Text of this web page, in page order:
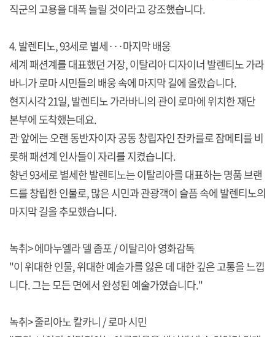
직군의 고용을 대폭 늘릴 것이라고 강조했습니다.
4. 발렌티노, 93세로 별세···마지막 배웅
세계 패션계를 대표했던 거장, 이탈리아 디자이너 발렌티노 가라
바니가 로마 시민들의 배웅 속에 마지막 길에 올랐습니다.
현지시각 21일, 발렌티노 가라바니의 관이 로마에 위치한 재단
본부에 도착했는데요.
관 앞에는 오랜 동반자이자 공동 창립자인 잔카를로 잠메티를 비
롯해 패션계 인사들이 자리를 지켰습니다.
향년 93세로 별세한 발렌티노는 이탈리아를 대표하는 명품 브랜
드를 창립한 인물로, 많은 시민과 관광객이 슬픔 속에 발렌티노의
마지막 길을 추모했습니다.
녹취> 에마누엘라 델 좀포 / 이탈리아 영화감독
"이 위대한 인물, 위대한 예술가를 잃은 데 대한 깊은 고통을 느낍
니다. 그는 모든 면에서 완성된 예술가였습니다."
녹취> 줄리아노 칼카니 / 로마 시민